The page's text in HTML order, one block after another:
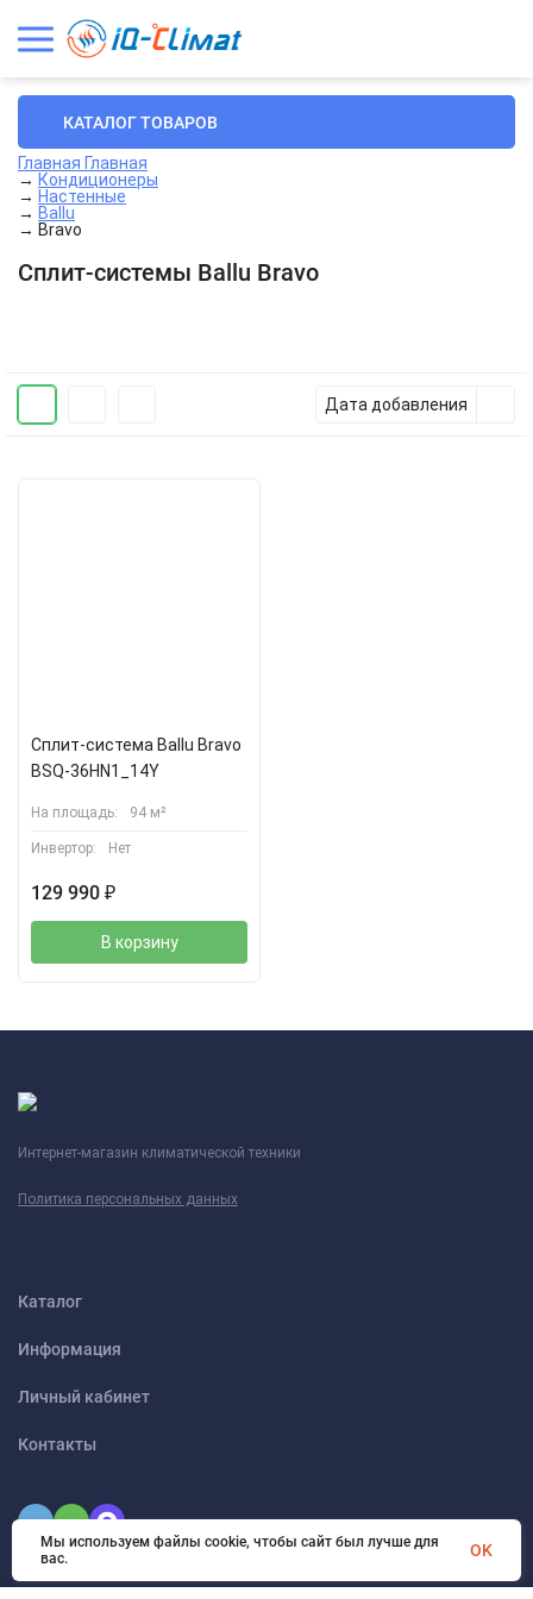
КАТАЛОГ ТОВАРОВ
Главная Главная
→ Кондиционеры
→ Настенные
→ Ballu
→ Bravo
Сплит-системы Ballu Bravo
Дата добавления
Сплит-система Ballu Bravo
BSQ-36HN1_14Y
На площадь: 94 м²
Инвертор: Нет
129 990 ₽
В корзину
Интернет-магазин климатической техники
Политика персональных данных
Каталог
Информация
Личный кабинет
Контакты
Мы используем файлы cookie, чтобы сайт был лучше для
вас.
OK